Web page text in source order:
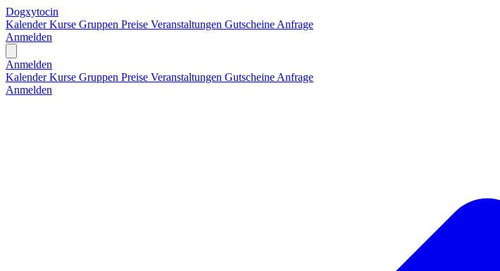
Dogxytocin
KalenderKurse Gruppen Preise Veranstaltungen Gutscheine Anfrage
Anmelden
Anmelden
KalenderKurse Gruppen Preise Veranstaltungen Gutscheine Anfrage
Anmelden